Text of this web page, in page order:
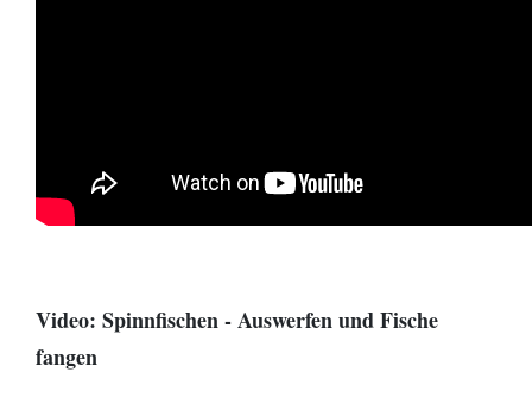
Video: Spinnfischen - Auswerfen und Fische
fangen